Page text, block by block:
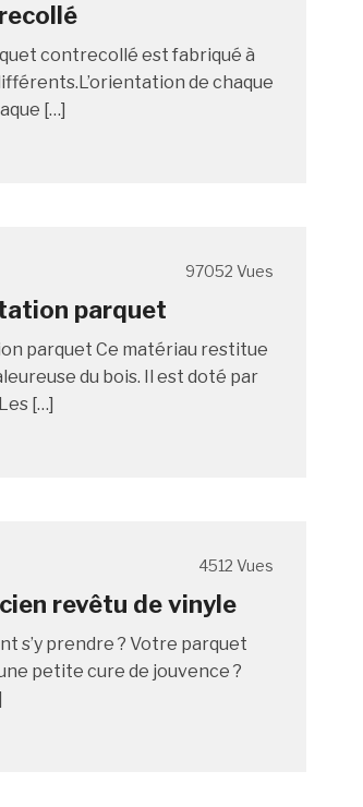
contrecollé est fabriqué à
de chaque
[…]
97052 Vues
parquet
parquet Ce matériau restitue
du bois. Il est doté par
[…]
4512 Vues
revêtu de vinyle
s’y prendre ? Votre parquet
petite cure de jouvence ?